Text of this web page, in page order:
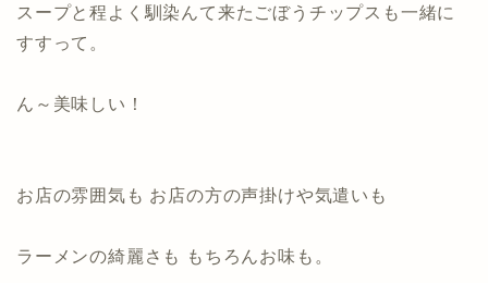
スープと程よく馴染んて来たごぼうチップスも一緒に
すすって。
ん～美味しい！
お店の雰囲気も お店の方の声掛けや気遣いも
ラーメンの綺麗さも もちろんお味も。